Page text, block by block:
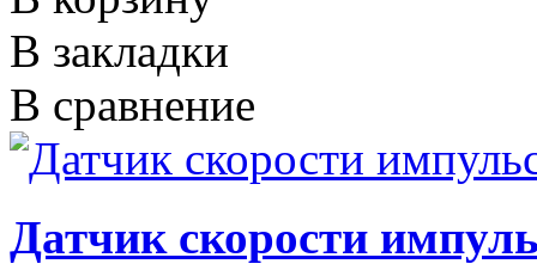
В закладки
В сравнение
Датчик скорости